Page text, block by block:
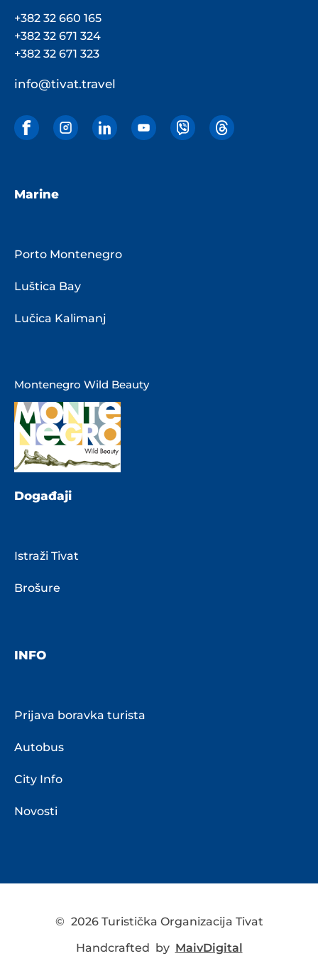
+382 32 660 165
+382 32 671 324
+382 32 671 323
info@tivat.travel
Marine
Porto Montenegro
Luštica Bay
Lučica Kalimanj
Montenegro Wild Beauty
Događaji
Istraži Tivat
Brošure
INFO
Prijava boravka turista
Autobus
City Info
Novosti
© 2026 Turistička Organizacija Tivat
Handcrafted by MaivDigital